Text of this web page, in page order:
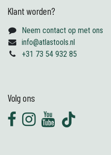
Klant worden?
Neem contact op met ons
info@atlastools.nl
+31 73 54 932 85
Volg ons